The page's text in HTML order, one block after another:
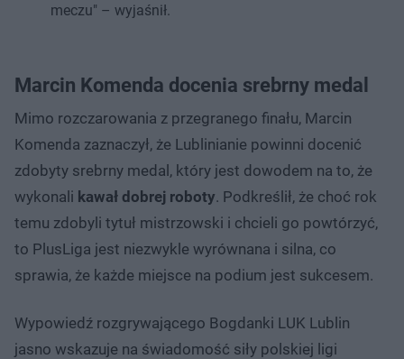
meczu" – wyjaśnił.
Marcin Komenda docenia srebrny medal
Mimo rozczarowania z przegranego finału, Marcin
Komenda zaznaczył, że Lublinianie powinni docenić
zdobyty srebrny medal, który jest dowodem na to, że
wykonali kawał dobrej roboty. Podkreślił, że choć rok
temu zdobyli tytuł mistrzowski i chcieli go powtórzyć,
to PlusLiga jest niezwykle wyrównana i silna, co
sprawia, że każde miejsce na podium jest sukcesem.
Wypowiedź rozgrywającego Bogdanki LUK Lublin
jasno wskazuje na świadomość siły polskiej ligi